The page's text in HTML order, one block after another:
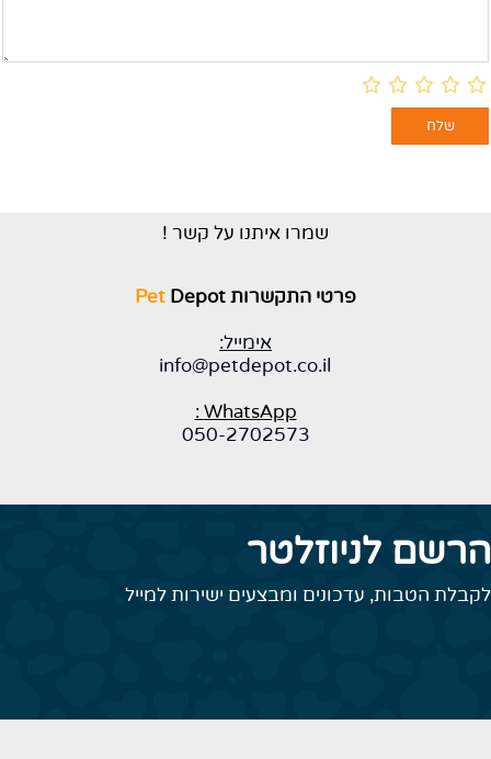
שמרו איתנו על קשר !
פרטי התקשרות Pet Depot
אימייל:
info@petdepot.co.il
WhatsApp :
050-2702573
הרשם לניוזלטר
לקבלת הטבות, עדכונים ומבצעים ישירות למייל